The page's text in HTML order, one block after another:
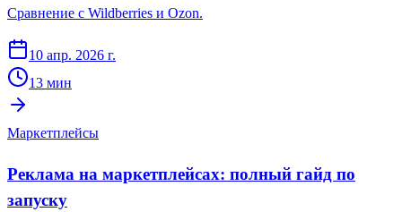
Сравнение с Wildberries и Ozon.
10 апр. 2026 г.
13 мин
Маркетплейсы
Реклама на маркетплейсах: полный гайд по
запуску